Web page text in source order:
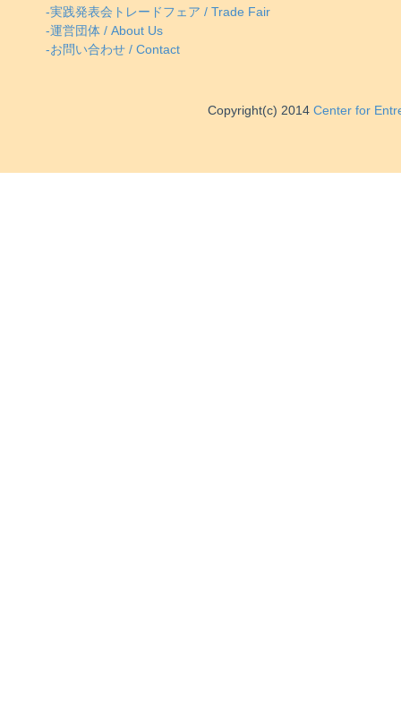
-実践発表会トレードフェア / Trade Fair
-運営団体 / About Us
-お問い合わせ / Contact
Copyright(c) 2014 Center for